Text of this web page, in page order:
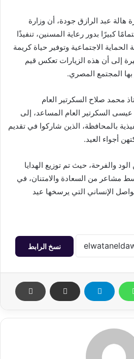
هالة عبد الرازق جودة، أن وزارة
كبيرًا بدور رعاية المسنين، تنفيذًا
الحماية الاجتماعية وتوفير حياة كريمة
إلى أن هذه الزيارات تعكس قيم
بها المجتمع المصري.
محمد صلاح السكرتير العام
السكرتير العام المساعد، إلى
بالمحافظة، الذين شاركوا في تقديم
أجواء العيد.
والفرحة، حيث تم توزيع الهدايا
مشاعر من السعادة والامتنان، في
الإنساني التي يرسخها عيد
نسخ الرابط